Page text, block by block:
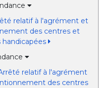
relatif à l'agrément et
des centres et
handicapées
relatif à l'agrément
des centres